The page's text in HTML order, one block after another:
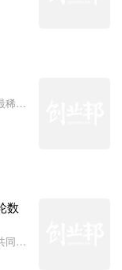
稀缺
数
同领